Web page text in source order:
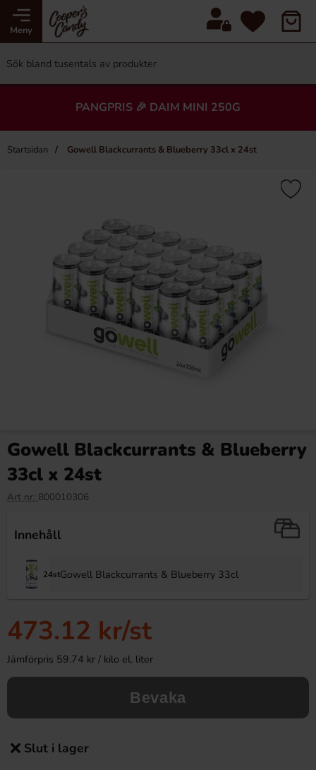
Meny
PANGPRIS 🎉 DAIM MINI 250G
Startsidan Gowell Blackcurrants & Blueberry 33cl x 24st
Gowell Blackcurrants & Blueberry
33cl x 24st
Art nr: 800010306
Innehåll
24stGowell Blackcurrants & Blueberry 33cl
473.12 kr/st
Jämförpris 59.74 kr / kilo el. liter
Bevaka
Slut i lager